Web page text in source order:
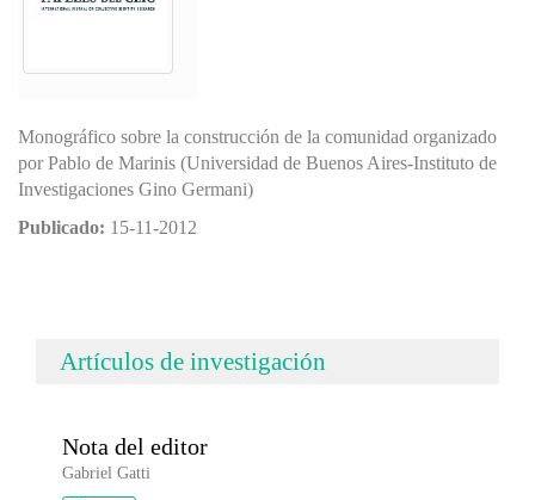
Monográfico sobre la construcción de la comunidad organizado
por Pablo de Marinis (Universidad de Buenos Aires-Instituto de
Investigaciones Gino Germani)
Publicado: 15-11-2012
Artículos de investigación
Nota del editor
Gabriel Gatti